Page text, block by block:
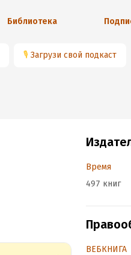
Библиотека
🎙 Загрузи свой подкаст
Время
497 книг
ВЕБКНИГА